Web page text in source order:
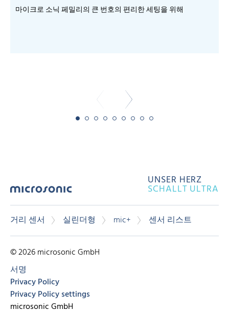
마이크로 소닉 페밀리의 큰 번호의 편리한 세팅을 위해
UNSER HERZ
SCHALLT ULTRA
거리 센서 실린더형 mic+ 센서 리스트
© 2026 microsonic GmbH
서명
Privacy Policy
Privacy Policy settings
microsonic GmbH